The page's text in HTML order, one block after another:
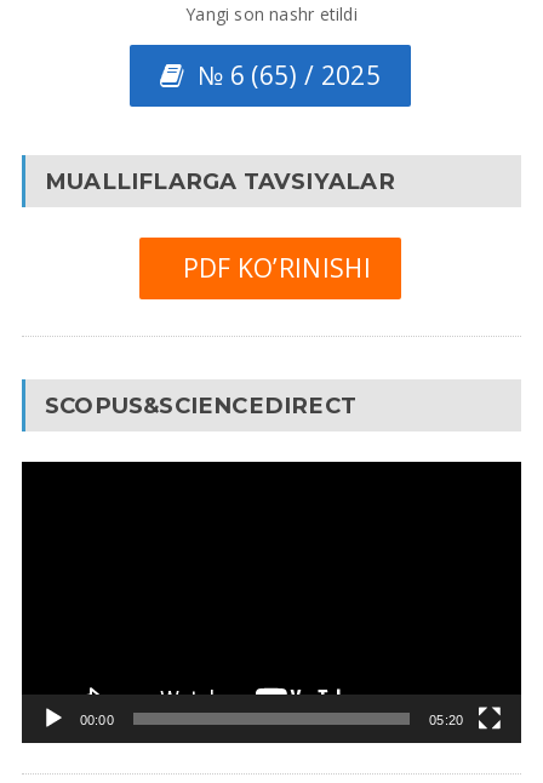
Yangi son nashr etildi
№ 6 (65) / 2025
MUALLIFLARGA TAVSIYALAR
PDF KO’RINISHI
SCOPUS&SCIENCEDIRECT
00:00 05:20